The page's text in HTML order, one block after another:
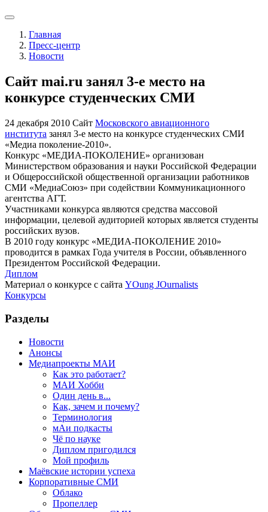
Главная
Пресс-центр
Новости
Cайт mai.ru занял 3-е место на
конкурсе студенческих СМИ
24 декабря 2010 Сайт Московского авиационного
института занял 3-е место на конкурсе студенческих СМИ
«Медиа поколение-2010».
Конкурс «МЕДИА-ПОКОЛЕНИЕ» организован
Министерством образования и науки Российской Федерации
и Общероссийской общественной организации работников
СМИ «МедиаСоюз» при содействии Коммуникационного
агентства АГТ.
Участниками конкурса являются средства массовой
информации, целевой аудиторией которых является студенты
российских вузов.
В 2010 году конкурс «МЕДИА-ПОКОЛЕНИЕ 2010»
проводится в рамках Года учителя в России, объявленного
Президентом Российской Федерации.
Диплом
Материал о конкурсе с сайта YOung JOurnalists
Конкурсы
Разделы
Новости
Анонсы
Медиапроекты МАИ
Как это работает?
МАИ Хобби
Один день в...
Как, зачем и почему?
Терминология
мАи подкасты
Чё по науке
Диплом пригодился
Мой профиль
Маёвские истории успеха
Корпоративные СМИ
Облако
Пропеллер